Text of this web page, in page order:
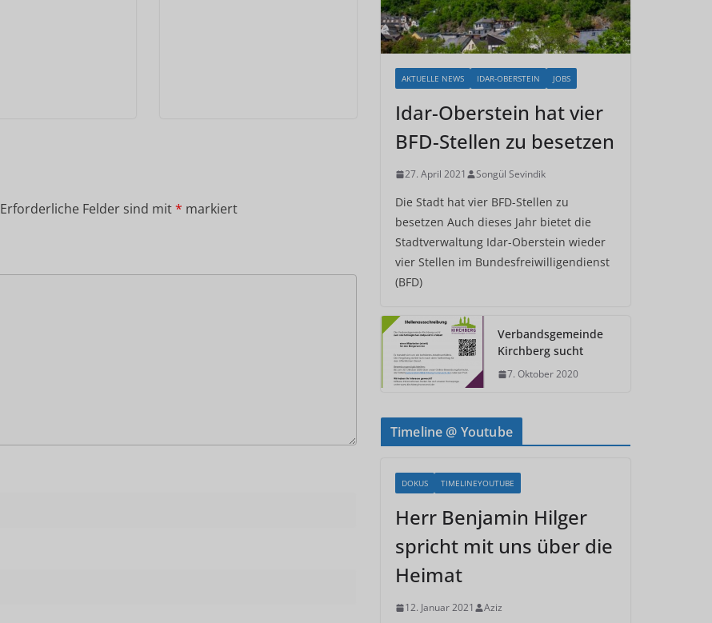
Erforderliche Felder sind mit* markiert
AKTUELLE NEWS IDAR-OBERSTEIN JOBS
Idar-Oberstein hat vier
BFD-Stellen zu besetzen
27. April 2021 Songül Sevindik
Die Stadt hat vier BFD-Stellen zu
besetzen Auch dieses Jahr bietet die
Stadtverwaltung Idar-Oberstein wieder
vier Stellen im Bundesfreiwilligendienst
(BFD)
Verbandsgemeinde
Kirchberg sucht
7. Oktober 2020
Timeline @ Youtube
DOKUS TIMELINEYOUTUBE
Herr Benjamin Hilger
spricht mit uns über die
Heimat
12. Januar 2021 Aziz